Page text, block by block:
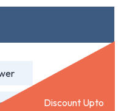
Gas Discount Upto